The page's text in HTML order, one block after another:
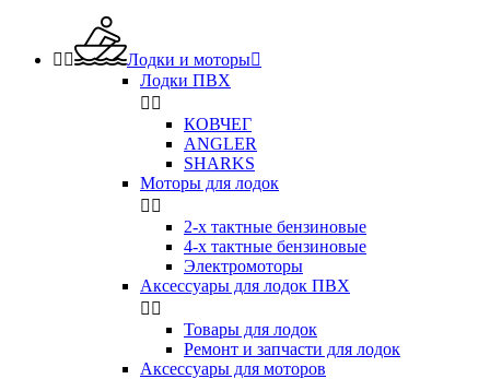
  Лодки и моторы
Лодки ПВХ
 
КОВЧЕГ
ANGLER
SHARKS
Моторы для лодок
 
2-х тактные бензиновые
4-х тактные бензиновые
Электромоторы
Аксессуары для лодок ПВХ
 
Товары для лодок
Ремонт и запчасти для лодок
Аксессуары для моторов